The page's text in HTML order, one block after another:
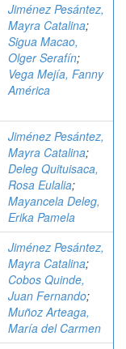
Jiménez Pesántez,
Mayra Catalina;
Sigua Macao,
Olger Serafín;
Vega Mejía, Fanny
América
Jiménez Pesántez,
Mayra Catalina;
Deleg Quituisaca,
Rosa Eulalia;
Mayancela Deleg,
Erika Pamela
Jiménez Pesántez,
Mayra Catalina;
Cobos Quinde,
Juan Fernando;
Muñoz Arteaga,
María del Carmen